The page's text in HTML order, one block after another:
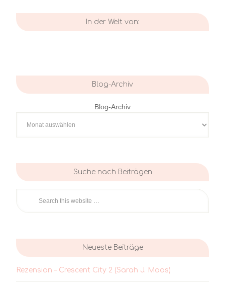
In der Welt von:
Blog-Archiv
Blog-Archiv
Suche nach Beiträgen
Neueste Beiträge
Rezension – Crescent City 2 (Sarah J. Maas)